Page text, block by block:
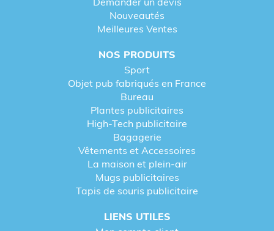
Nouveautés
Meilleures Ventes
NOS PRODUITS
Sport
Objet pub fabriqués en France
Bureau
Plantes publicitaires
High-Tech publicitaire
Bagagerie
Vêtements et Accessoires
La maison et plein-air
Mugs publicitaires
Tapis de souris publicitaire
LIENS UTILES